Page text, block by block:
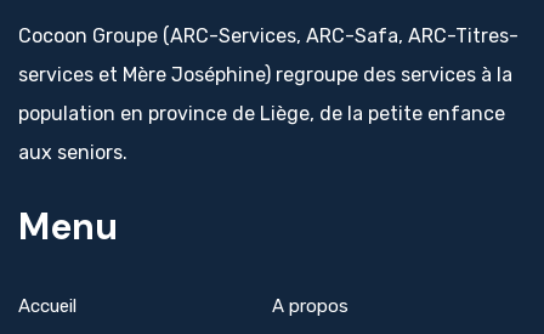
Cocoon Groupe (ARC-Services, ARC-Safa, ARC-Titres-
services et Mère Joséphine) regroupe des services à la
population en province de Liège, de la petite enfance
aux seniors.
Menu
Accueil
A propos